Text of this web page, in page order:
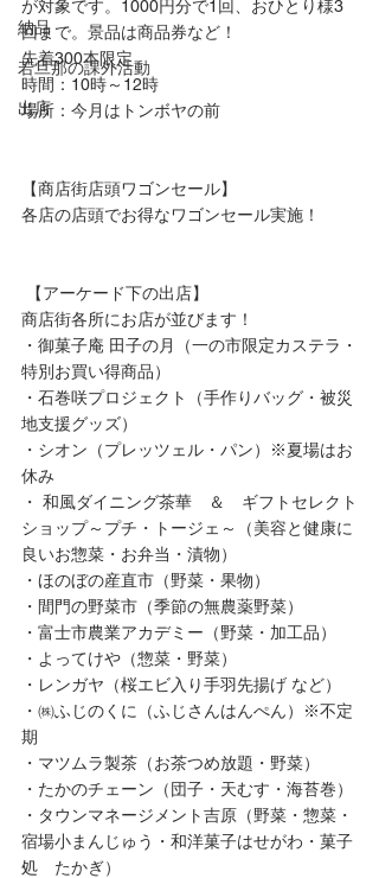
納品
若旦那の課外活動
出店
が対象です。1000円分で1回、おひとり様3
回まで。景品は商品券など！
先着300本限定
時間：10時～12時
場所：今月はトンボヤの前
【商店街店頭ワゴンセール】
各店の店頭でお得なワゴンセール実施！
【アーケード下の出店】
商店街各所にお店が並びます！
・御菓子庵 田子の月（一の市限定カステラ・
特別お買い得商品）
・石巻咲プロジェクト（手作りバッグ・被災
地支援グッズ）
・シオン（プレッツェル・パン）※夏場はお
休み
・ 和風ダイニング茶華　＆　ギフトセレクト
ショップ～プチ・トージェ～（美容と健康に
良いお惣菜・お弁当・漬物）
・ほのぼの産直市（野菜・果物）
・間門の野菜市（季節の無農薬野菜）
・富士市農業アカデミー（野菜・加工品）
・よってけや（惣菜・野菜）
・レンガヤ（桜エビ入り手羽先揚げ など）
・㈱ふじのくに（ふじさんはんぺん）※不定
期
・マツムラ製茶（お茶つめ放題・野菜）
・たかのチェーン（団子・天むす・海苔巻）
・タウンマネージメント吉原（野菜・惣菜・
宿場小まんじゅう・和洋菓子はせがわ・菓子
処　たかぎ）